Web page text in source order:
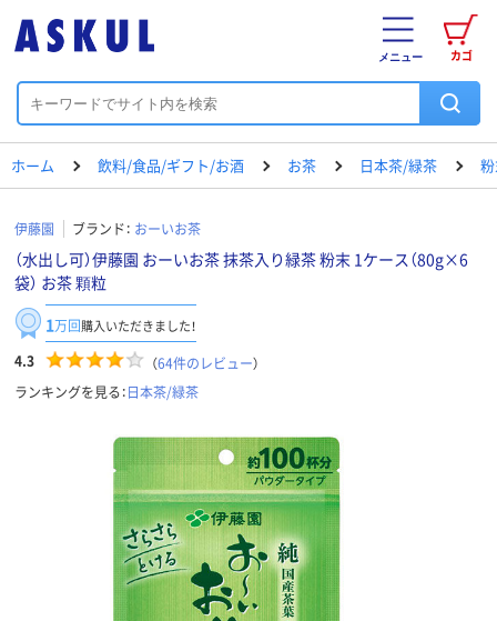
カゴ
メニュー
ホーム 飲料/食品/ギフト/お酒 お茶 日本茶/緑茶
伊藤園 ブランド： おーいお茶
（水出し可）伊藤園 おーいお茶 抹茶入り緑茶 粉末 1ケース（80g×6
袋） お茶 顆粒
1万回購入いただきました！
4.3 （64件のレビュー）
ランキングを見る：日本茶/緑茶